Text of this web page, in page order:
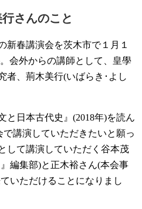
んのこと
春講演会を茨木市で１月１
会外からの講師として、皇學
者、荊木美行(いばらき･よし
日本古代史』(2018年)を読ん
講演していただきたいと願っ
して講演していただく谷本茂
編集部)と正木裕さん(本会事
いただけることになりまし